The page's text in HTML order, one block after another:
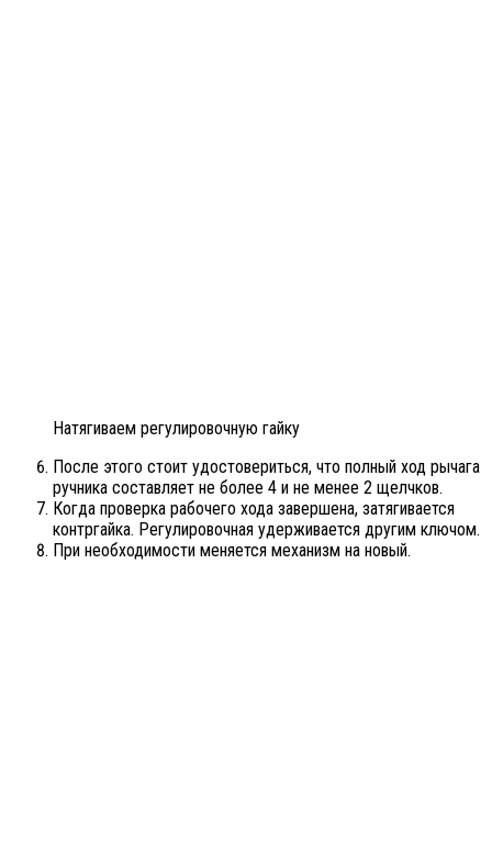
Натягиваем регулировочную гайку
После этого стоит удостовериться, что полный ход рычага
ручника составляет не более 4 и не менее 2 щелчков.
Когда проверка рабочего хода завершена, затягивается
контргайка. Регулировочная удерживается другим ключом.
При необходимости меняется механизм на новый.